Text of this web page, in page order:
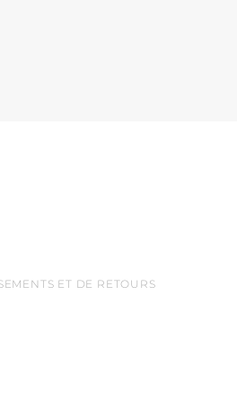
ET DE RETOURS